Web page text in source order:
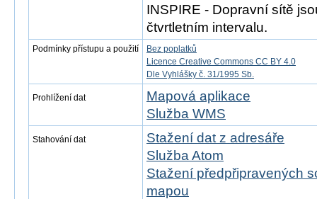
INSPIRE - Dopravní sítě
čtvrtletním intervalu.
Podmínky přístupu a použití
Bez poplatků
Licence Creative Commons CC BY 4.0
Dle Vyhlášky č. 31/1995 Sb.
Prohlížení dat
Mapová aplikace
Služba WMS
Stahování dat
Stažení dat z adresáře
Služba Atom
Stažení předpřipravených
mapou